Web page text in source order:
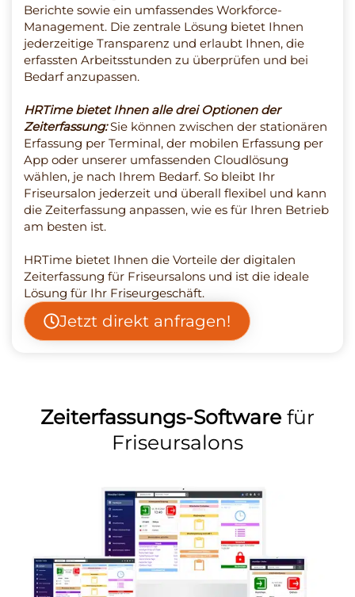
Berichte sowie ein umfassendes Workforce-
Management. Die zentrale Lösung bietet Ihnen
jederzeitige Transparenz und erlaubt Ihnen, die
erfassten Arbeitsstunden zu überprüfen und bei
Bedarf anzupassen.
HRTime bietet Ihnen alle drei Optionen der
Zeiterfassung:Sie können zwischen der stationären
Erfassung per Terminal, der mobilen Erfassung per
App oder unserer umfassenden Cloudlösung
wählen, je nach Ihrem Bedarf. So bleibt Ihr
Friseursalon jederzeit und überall flexibel und kann
die Zeiterfassung anpassen, wie es für Ihren Betrieb
am besten ist.
HRTime bietet Ihnen die Vorteile der digitalen
Zeiterfassung für Friseursalons und ist die ideale
Lösung für Ihr Friseurgeschäft.
Jetzt direkt anfragen!
Zeiterfassungs-Software für
Friseursalons